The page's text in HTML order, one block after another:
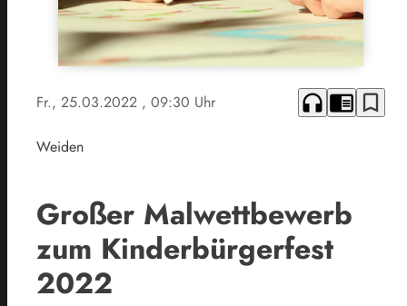
Fr., 25.03.2022 , 09:30 Uhr headphones chrome_reader_mode bookmark_border
Weiden
Großer Malwettbewerb
zum Kinderbürgerfest
2022